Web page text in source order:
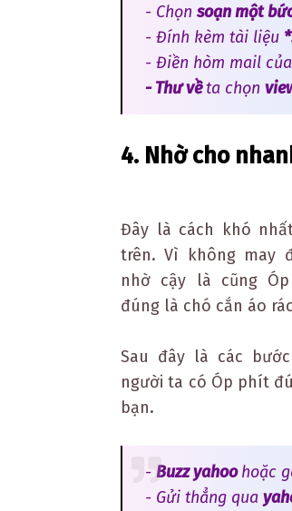
- Chọn soạn một
- Đính kèm tài liệu
- Điền hòm mail
- Thư vềta chọn
4. Nhờ cho
Đây là cách khó
trên. Vì không may
nhờ cậy là cũng
đúng là chó cắn áo
Sau đây là các
người ta có Óp phít
bạn.
- Buzz yahoohoặc
- Gửi thẳng qua